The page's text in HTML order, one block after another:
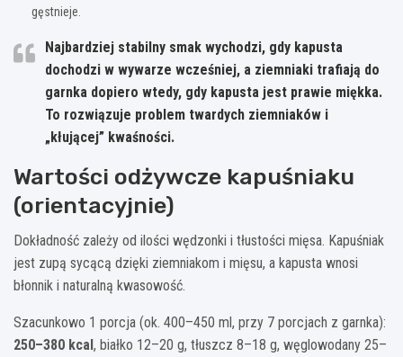
gęstnieje.
Najbardziej stabilny smak wychodzi, gdy kapusta
dochodzi w wywarze wcześniej, a ziemniaki trafiają do
garnka dopiero wtedy, gdy kapusta jest prawie miękka.
To rozwiązuje problem twardych ziemniaków i
„kłującej” kwaśności.
Wartości odżywcze kapuśniaku
(orientacyjnie)
Dokładność zależy od ilości wędzonki i tłustości mięsa. Kapuśniak
jest zupą sycącą dzięki ziemniakom i mięsu, a kapusta wnosi
błonnik i naturalną kwasowość.
Szacunkowo 1 porcja (ok. 400–450 ml, przy 7 porcjach z garnka):
250–380 kcal, białko 12–20 g, tłuszcz 8–18 g, węglowodany 25–